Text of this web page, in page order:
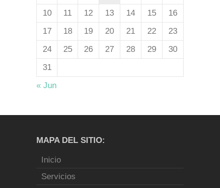
10
11 12 13 14 15
16
17
18 19 20 21 22
23
24
25 26 27 28 29
30
31
« Jun
MAPA DEL SITIO:
Inicio
Servicios